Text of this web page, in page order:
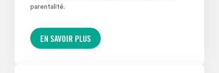
parentalité.
EN SAVOIR PLUS